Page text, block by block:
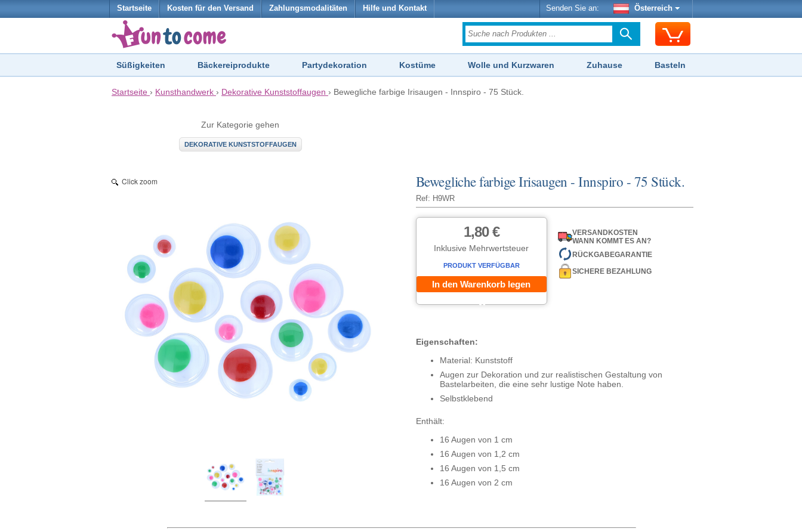
Startseite Kosten für den Versand Zahlungsmodalitäten Hilfe und Kontakt Senden Sie an: Österreich
Süßigkeiten Bäckereiprodukte Partydekoration Kostüme Wolle und Kurzwaren Zuhause Basteln
Startseite › Kunsthandwerk › Dekorative Kunststoffaugen › Bewegliche farbige Irisaugen - Innspiro - 75 Stück.
Zur Kategorie gehen
DEKORATIVE KUNSTSTOFFAUGEN
Bewegliche farbige Irisaugen - Innspiro - 75 Stück.
Ref: H9WR
Click zoom
1,80 €
Inklusive Mehrwertsteuer
PRODUKT VERFÜGBAR
In den Warenkorb legen
VERSANDKOSTEN
WANN KOMMT ES AN?
RÜCKGABEGARANTIE
SICHERE BEZAHLUNG
Eigenschaften:
Material: Kunststoff
Augen zur Dekoration und zur realistischen Gestaltung von
Bastelarbeiten, die eine sehr lustige Note haben.
Selbstklebend
Enthält:
16 Augen von 1 cm
16 Augen von 1,2 cm
16 Augen von 1,5 cm
16 Augen von 2 cm